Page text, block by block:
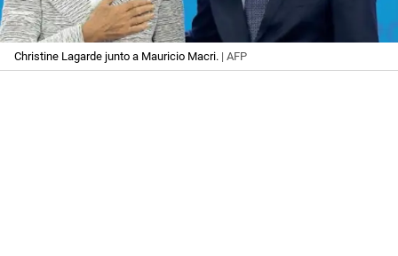
Christine Lagarde junto a Mauricio Macri. | AFP